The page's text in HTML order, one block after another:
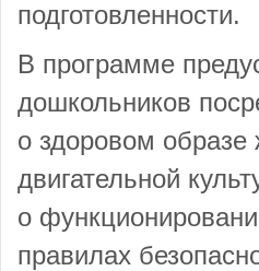
подготовленности.
В программе
дошкольников
о здоровом образе
двигательной
о
правилах